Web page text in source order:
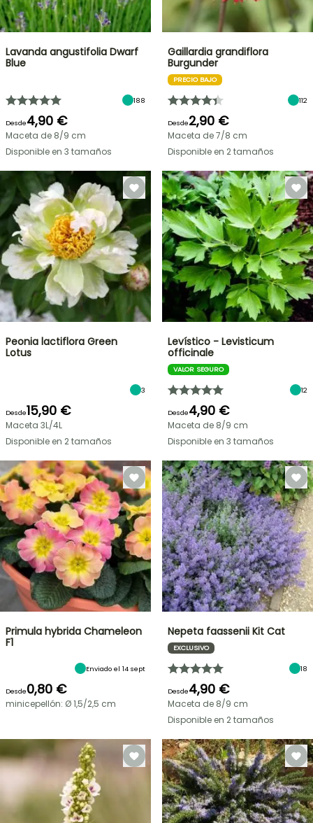
Lavanda angustifolia Dwarf
Blue
188
Desde4,90 €
Maceta de 8/9 cm
Disponible en 3 tamaños
Gaillardia grandiflora
Burgunder
PRECIO BAJO
112
Desde2,90 €
Maceta de 7/8 cm
Disponible en 2 tamaños
Peonia lactiflora Green
Lotus
3
Desde15,90 €
Maceta 3L/4L
Disponible en 2 tamaños
Levístico - Levisticum
officinale
VALOR SEGURO
12
Desde4,90 €
Maceta de 8/9 cm
Disponible en 3 tamaños
Primula hybrida Chameleon
F1
Enviado el 14 sept
Desde0,80 €
minicepellón: Ø 1,5/2,5 cm
Nepeta faassenii Kit Cat
EXCLUSIVO
18
Desde4,90 €
Maceta de 8/9 cm
Disponible en 2 tamaños